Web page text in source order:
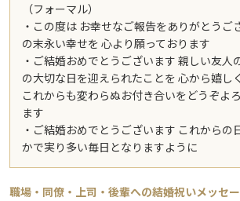
（フォーマル）
・この度は お幸せなご報告をありがとうご
の末永い幸せを 心より願っております
・ご結婚おめでとうございます 親しい友人
の大切な日を迎えられたことを 心から嬉し
これからも変わらぬお付き合いをどうぞよ
ます
・ご結婚おめでとうございます これからの
かで実り多い毎日となりますように
職場・同僚・上司・後輩への結婚祝いメッセ